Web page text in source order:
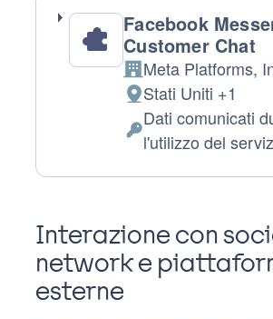
Facebook
Customer Chat
Azienda:
Meta Platforms,
Luogo
del
trattamento:
Stati Uniti +1
Dati
Dati comunicati
l'utilizzo del
Interazione con
network e
esterne